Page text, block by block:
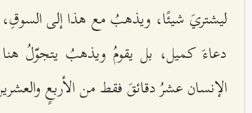
ليشتريَ شيئًا، ويذهبُ مع هذا إلى
دعاءَ كميل، بل يقومُ ويذهبُ يتجوّلُ
الإنسان عشرُ دقائقَ فقط من الأربعٍ